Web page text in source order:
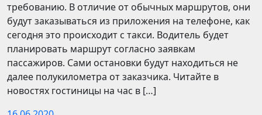
требованию. В отличие от обычных маршрутов, они
будут заказываться из приложения на телефоне, как
сегодня это происходит с такси. Водитель будет
планировать маршрут согласно заявкам
пассажиров. Сами остановки будут находиться не
далее полукилометра от заказчика. Читайте в
новостях гостиницы на час в […]